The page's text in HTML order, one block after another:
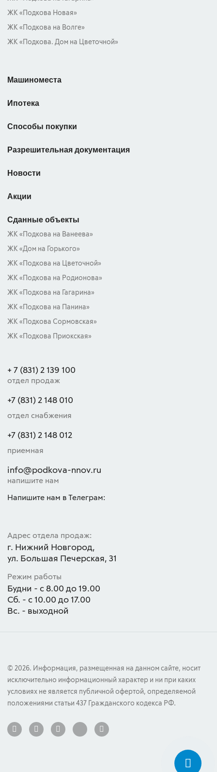
ЖК «Подкова Новая»
ЖК «Подкова на Волге»
ЖК «Подкова. Дом на Цветочной»
Машиноместа
Ипотека
Способы покупки
Разрешительная документация
Новости
Акции
Сданные объекты
ЖК «Подкова на Ванеева»
ЖК «Дом на Горького»
ЖК «Подкова на Цветочной»
ЖК «Подкова на Родионова»
ЖК «Подкова на Гагарина»
ЖК «Подкова на Панина»
ЖК «Подкова Сормовская»
ЖК «Подкова Приокская»
+ 7 (831) 2 139 100
отдел продаж
+7 (831) 2 148 010
отдел снабжения
+7 (831) 2 148 012
приемная
info@podkova-nnov.ru
напишите нам
Напишите нам в Телеграм:
Адрес отдела продаж:
г. Нижний Новгород,
ул. Большая Печерская, 31
Режим работы
Будни - с 8.00 до 19.00
Сб. - с 10.00 до 17.00
Вс. - выходной
© 2026. Информация, размещенная на данном сайте, носит
исключительно информационный характер и ни при каких
условиях не является публичной офертой, определяемой
положениями статьи 437 Гражданского кодекса РФ.